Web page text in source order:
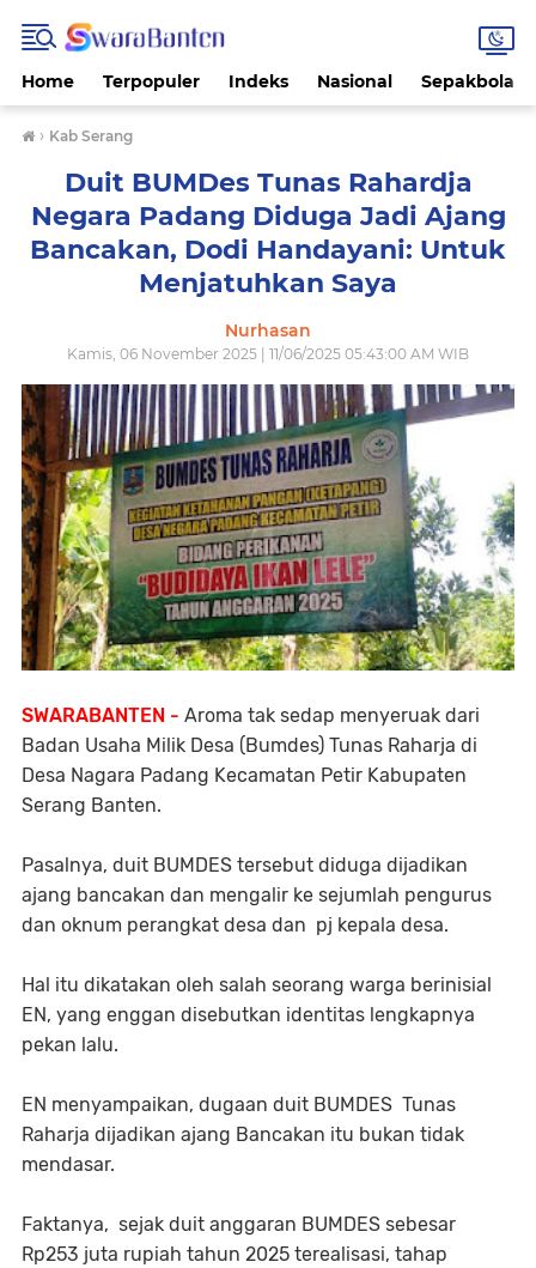
Home Terpopuler Indeks Nasional Sepakbola
› Kab Serang
Duit BUMDes Tunas Rahardja
Negara Padang Diduga Jadi Ajang
Bancakan, Dodi Handayani: Untuk
Menjatuhkan Saya
Nurhasan
Kamis, 06 November 2025 | 11/06/2025 05:43:00 AM WIB
SWARABANTEN - Aroma tak sedap menyeruak dari
Badan Usaha Milik Desa (Bumdes) Tunas Raharja di
Desa Nagara Padang Kecamatan Petir Kabupaten
Serang Banten.
Pasalnya, duit BUMDES tersebut diduga dijadikan
ajang bancakan dan mengalir ke sejumlah pengurus
dan oknum perangkat desa dan pj kepala desa.
Hal itu dikatakan oleh salah seorang warga berinisial
EN, yang enggan disebutkan identitas lengkapnya
pekan lalu.
EN menyampaikan, dugaan duit BUMDES Tunas
Raharja dijadikan ajang Bancakan itu bukan tidak
mendasar.
Faktanya, sejak duit anggaran BUMDES sebesar
Rp253 juta rupiah tahun 2025 terealisasi, tahap